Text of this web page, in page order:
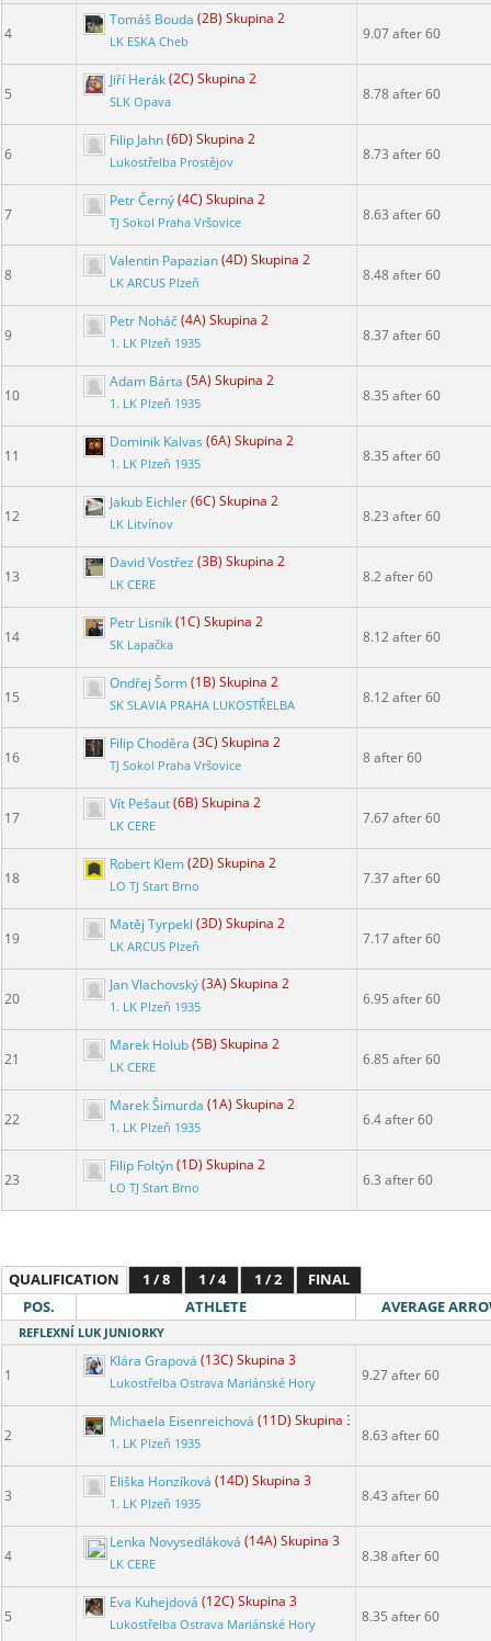
4
Tomáš Bouda (2B) Skupina 2
LK ESKA Cheb 9.07 after 60
5
Jiří Herák(2C) Skupina 2
SLK Opava 8.78 after 60
6
Filip Jahn(6D) Skupina 2
Lukostřelba Prostějov 8.73 after 60
7
Petr Černý(4C) Skupina 2
TJ Sokol Praha Vršovice 8.63 after 60
8
Valentin Papazian(4D) Skupina 2
LK ARCUS Plzeň 8.48 after 60
9
Petr Noháč(4A) Skupina 2
1. LK Plzeň 1935 8.37 after 60
10
Adam Bárta (5A) Skupina 2
1. LK Plzeň 1935 8.35 after 60
11
Dominik Kalvas (6A) Skupina 2
1. LK Plzeň 1935 8.35 after 60
12
Jakub Eichler(6C) Skupina 2
LK Litvínov 8.23 after 60
13
David Vostřez (3B) Skupina 2
LK CERE 8.2 after 60
14
Petr Lisník(1C) Skupina 2
SK Lapačka 8.12 after 60
15
Ondřej Šorm(1B) Skupina 2
SK SLAVIA PRAHA LUKOSTŘELBA 8.12 after 60
16
Filip Choděra (3C) Skupina 2
TJ Sokol Praha Vršovice 8 after 60
17
Vít Pešaut(6B) Skupina 2
LK CERE 7.67 after 60
18
Robert Klem(2D) Skupina 2
LO TJ Start Brno 7.37 after 60
19
Matěj Tyrpekl (3D) Skupina 2
LK ARCUS Plzeň 7.17 after 60
20
Jan Vlachovský(3A) Skupina 2
1. LK Plzeň 1935 6.95 after 60
21
Marek Holub(5B) Skupina 2
LK CERE 6.85 after 60
22
Marek Šimurda (1A) Skupina 2
1. LK Plzeň 1935 6.4 after 60
23
Filip Foltýn(1D) Skupina 2
LO TJ Start Brno 6.3 after 60
QUALIFICATION 1 / 8 1 / 4 1 / 2
FINAL
POS.
ATHLETE AVERAGE
REFLEXNÍ LUK JUNIORKY
1
Klára Grapová (13C) Skupina 3
Lukostřelba Ostrava Mariánské Hory 9.27 after 60
2
Michaela Eisenreichová (11D) Skupina 3
1. LK Plzeň 1935 8.63 after 60
3
Eliška Honzíková (14D) Skupina 3
1. LK Plzeň 1935 8.43 after 60
4
Lenka Novysedláková (14A) Skupina 3
LK CERE 8.38 after 60
5
Eva Kuhejdová (12C) Skupina 3
Lukostřelba Ostrava Mariánské Hory 8.35 after 60